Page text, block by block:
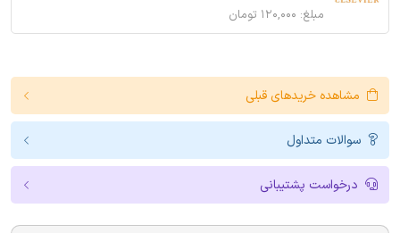
مبلغ: ۱۲۰,۰۰۰ تومان
مشاهده خریدهای قبلی
سوالات متداول
درخواست پشتیبانی